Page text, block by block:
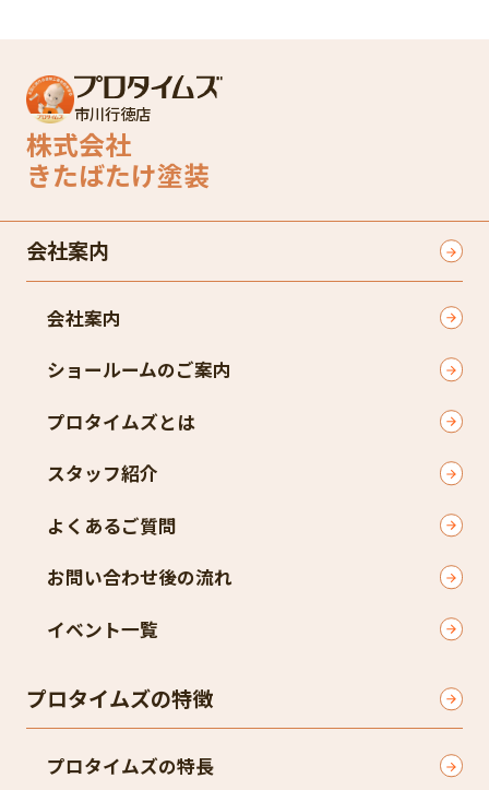
市川行徳店
株式会社
きたばたけ塗装
会社案内
会社案内
ショールームのご案内
プロタイムズとは
スタッフ紹介
よくあるご質問
お問い合わせ後の流れ
イベント一覧
プロタイムズの特徴
プロタイムズの特長